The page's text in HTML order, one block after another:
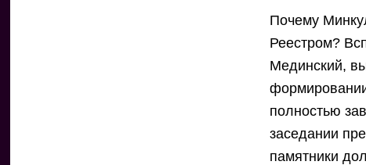
Почему
Реестром?
Мединский,
полностью
заседании
памятники